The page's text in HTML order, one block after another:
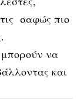
σαφώς πιο
μπορούν να
και